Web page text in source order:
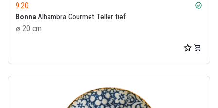
9.20 check_circle
Bonna Alhambra Gourmet Teller tief
⌀ 20 cm